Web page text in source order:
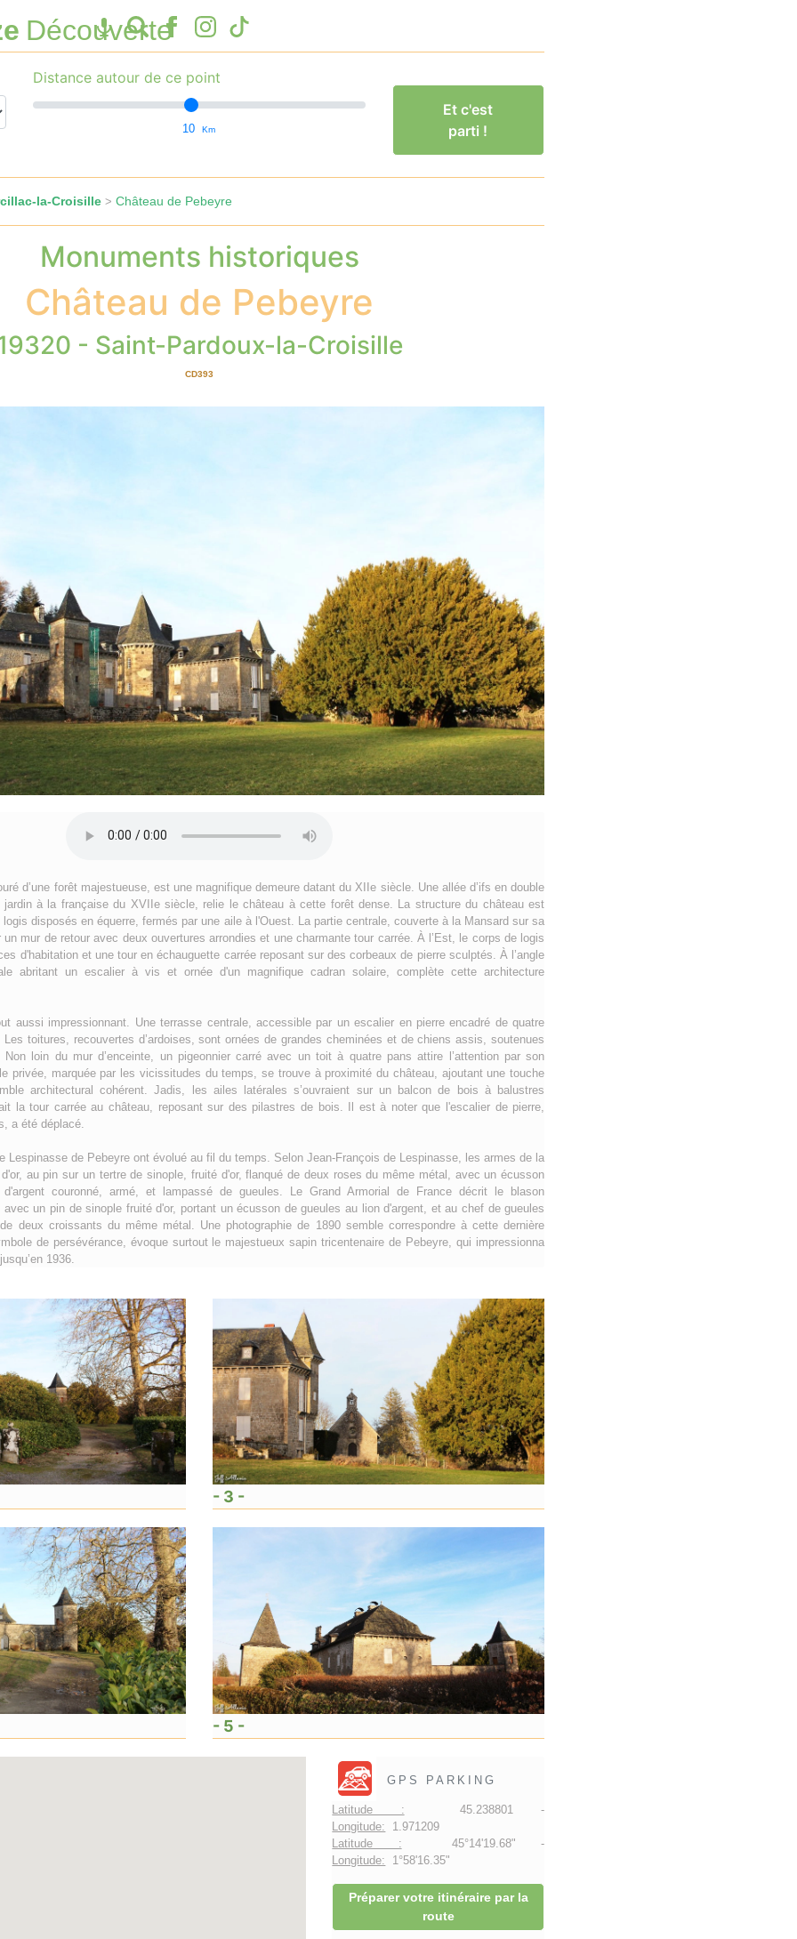
Découverte
Distance autour de ce point
10 Km
Et c'est
parti !
la-Croisille> Château de Pebeyre
Monuments historiques
Château de Pebeyre
- Saint-Pardoux-la-Croisille
CD393
d’une forêt majestueuse, est une magnifique demeure datant du XIIe siècle. Une allée d’ifs en double
jardin à la française du XVIIe siècle, relie le château à cette forêt dense. La structure du château est
disposés en équerre, fermés par une aile à l'Ouest. La partie centrale, couverte à la Mansard sur sa
mur de retour avec deux ouvertures arrondies et une charmante tour carrée. À l’Est, le corps de logis
d'habitation et une tour en échauguette carrée reposant sur des corbeaux de pierre sculptés. À l’angle
abritant un escalier à vis et ornée d'un magnifique cadran solaire, complète cette architecture
aussi impressionnant. Une terrasse centrale, accessible par un escalier en pierre encadré de quatre
toitures, recouvertes d’ardoises, sont ornées de grandes cheminées et de chiens assis, soutenues
loin du mur d’enceinte, un pigeonnier carré avec un toit à quatre pans attire l’attention par son
privée, marquée par les vicissitudes du temps, se trouve à proximité du château, ajoutant une touche
architectural cohérent. Jadis, les ailes latérales s’ouvraient sur un balcon de bois à balustres
la tour carrée au château, reposant sur des pilastres de bois. Il est à noter que l'escalier de pierre,
a été déplacé.
Lespinasse de Pebeyre ont évolué au fil du temps. Selon Jean-François de Lespinasse, les armes de la
au pin sur un tertre de sinople, fruité d'or, flanqué de deux roses du même métal, avec un écusson
couronné, armé, et lampassé de gueules. Le Grand Armorial de France décrit le blason
un pin de sinople fruité d'or, portant un écusson de gueules au lion d'argent, et au chef de gueules
deux croissants du même métal. Une photographie de 1890 semble correspondre à cette dernière
de persévérance, évoque surtout le majestueux sapin tricentenaire de Pebeyre, qui impressionna
1936.
- 3 -
- 5 -
GPS PARKING
Latitude : 45.238801 -
Longitude: 1.971209
Latitude : 45°14'19.68" -
Longitude: 1°58'16.35"
Préparer votre itinéraire par la
route